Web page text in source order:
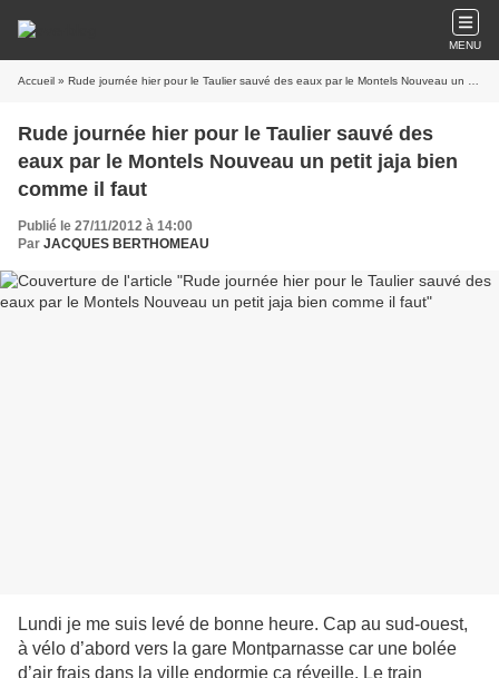
MENU
Accueil » Rude journée hier pour le Taulier sauvé des eaux par le Montels Nouveau un petit jaja bien comme il faut
Rude journée hier pour le Taulier sauvé des
eaux par le Montels Nouveau un petit jaja bien
comme il faut
Publié le 27/11/2012 à 14:00
Par JACQUES BERTHOMEAU
Lundi je me suis levé de bonne heure. Cap au sud-ouest,
à vélo d’abord vers la gare Montparnasse car une bolée
d’air frais dans la ville endormie ça réveille. Le train